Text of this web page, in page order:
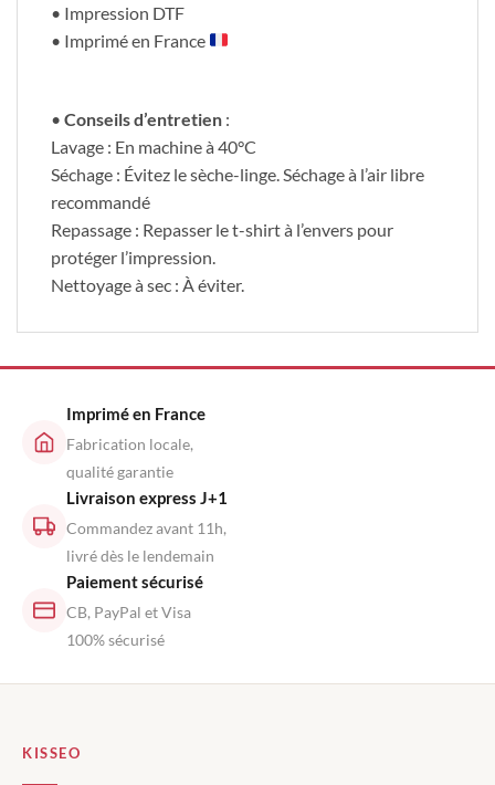
• Impression DTF
• Imprimé en France
• Conseils d’entretien :
Lavage : En machine à 40°C
Séchage : Évitez le sèche-linge. Séchage à l’air libre
recommandé
Repassage : Repasser le t-shirt à l’envers pour
protéger l’impression.
Nettoyage à sec : À éviter.
Imprimé en France
Fabrication locale,
qualité garantie
Livraison express J+1
Commandez avant 11h,
livré dès le lendemain
Paiement sécurisé
CB, PayPal et Visa
100% sécurisé
KISSEO